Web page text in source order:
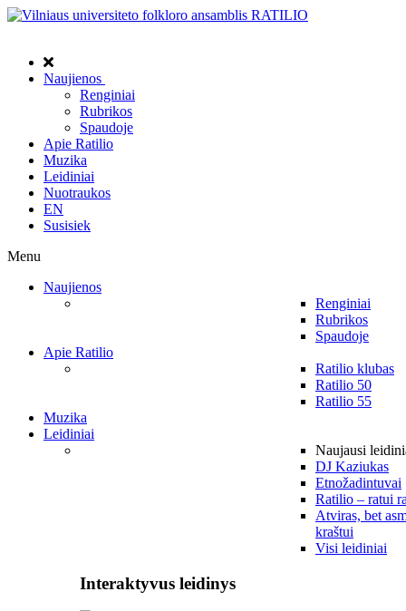
Naujienos
Renginiai
Rubrikos
Spaudoje
Apie Ratilio
Muzika
Leidiniai
Nuotraukos
EN
Susisiek
Menu
Naujienos
Renginiai
Rubrikos
Spaudoje
Apie Ratilio
Ratilio klubas
Ratilio 50
Ratilio 55
Muzika
Leidiniai
Naujausi
DJ Kaziukas
Etnožadintuvai
Ratilio – ratui
Atviras, bet
kraštui
Visi leidiniai
Interaktyvus leidinys